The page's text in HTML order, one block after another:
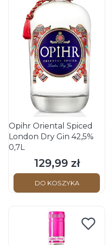
Opihr Oriental Spiced
London Dry Gin 42,5%
0,7L
Cena
129,99 zł
DO KOSZYKA